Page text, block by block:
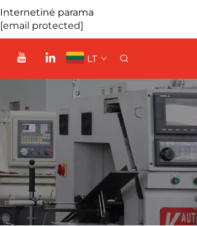
Internetinė parama
[email protected]
LT